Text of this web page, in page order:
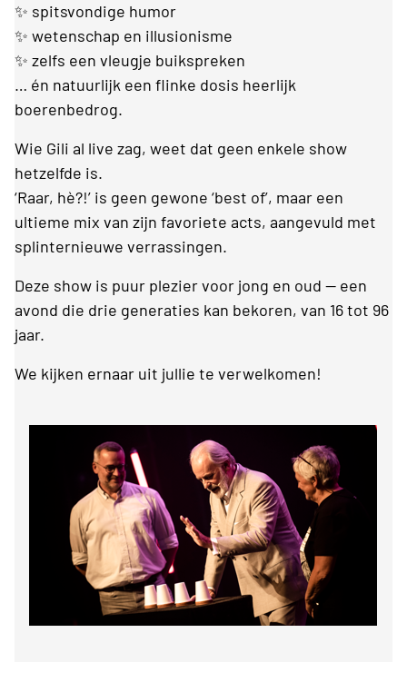
✨ spitsvondige humor
✨ wetenschap en illusionisme
✨ zelfs een vleugje buikspreken
… én natuurlijk een flinke dosis heerlijk
boerenbedrog.
Wie Gili al live zag, weet dat geen enkele show
hetzelfde is.
‘Raar, hè?!’ is geen gewone ‘best of’, maar een
ultieme mix van zijn favoriete acts, aangevuld met
splinternieuwe verrassingen.
Deze show is puur plezier voor jong en oud — een
avond die drie generaties kan bekoren, van 16 tot 96
jaar.
We kijken ernaar uit jullie te verwelkomen!